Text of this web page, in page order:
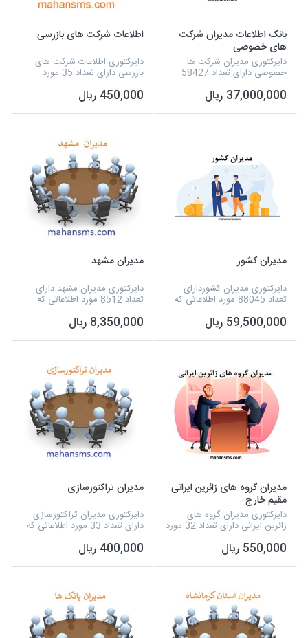
بانک اطلاعات مدیران شرکت
های خصوصی
دایرکتوری مدیران شرکت ها
خصوصی دارای تعداد 58427
فعالیت، نام مدیر، شماره تلفن،
آدرس، شماره همراه و تفکیک
استان ها و... می شود و به...
37,000,000 ریال
اطلاعات شرکت های بازرسی
دایرکتوری اطلاعات شرکت های
بازرسی دارای تعداد 35 مورد
نام مدیر، شماره تلفن، آدرس،
شماره همراه و آدرس سایت و...
می شود و به صورت...
450,000 ریال
مدیران کشور
دایرکتوری مدیران کشوردارای
تعداد 88045 مورد اطلاعاتی که
آدرس و شماره همراه و... می
شود و به صورت اکسل آماده شده
است.
59,500,000 ریال
مدیران مشهد
دایرکتوری مدیران مشهد دارای
تعداد 8512 مورد اطلاعاتی که
شماره تلفن، آدرس، شماره همراه
و سایت و... می شود و به صورت
اکسل آماده شده...
8,350,000 ریال
مدیران گروه های زائرین ایرانی
مقیم خارج
دایرکتوری مدیران گروه های
زائرین ایرانی دارای تعداد 32 مورد
نام مدیر، شماره تلفن، آدرس،
شماره همراه و سایت و... می
شود و به صورت...
550,000 ریال
مدیران تراکتورسازی
دایرکتوری مدیران تراکتورسازی
دارای تعداد 33 مورد اطلاعاتی که
شماره تلفن، آدرس، نمایندگی ،
نوع دستگاه و تفکیک شهرهامی
شود و به صورت...
400,000 ریال